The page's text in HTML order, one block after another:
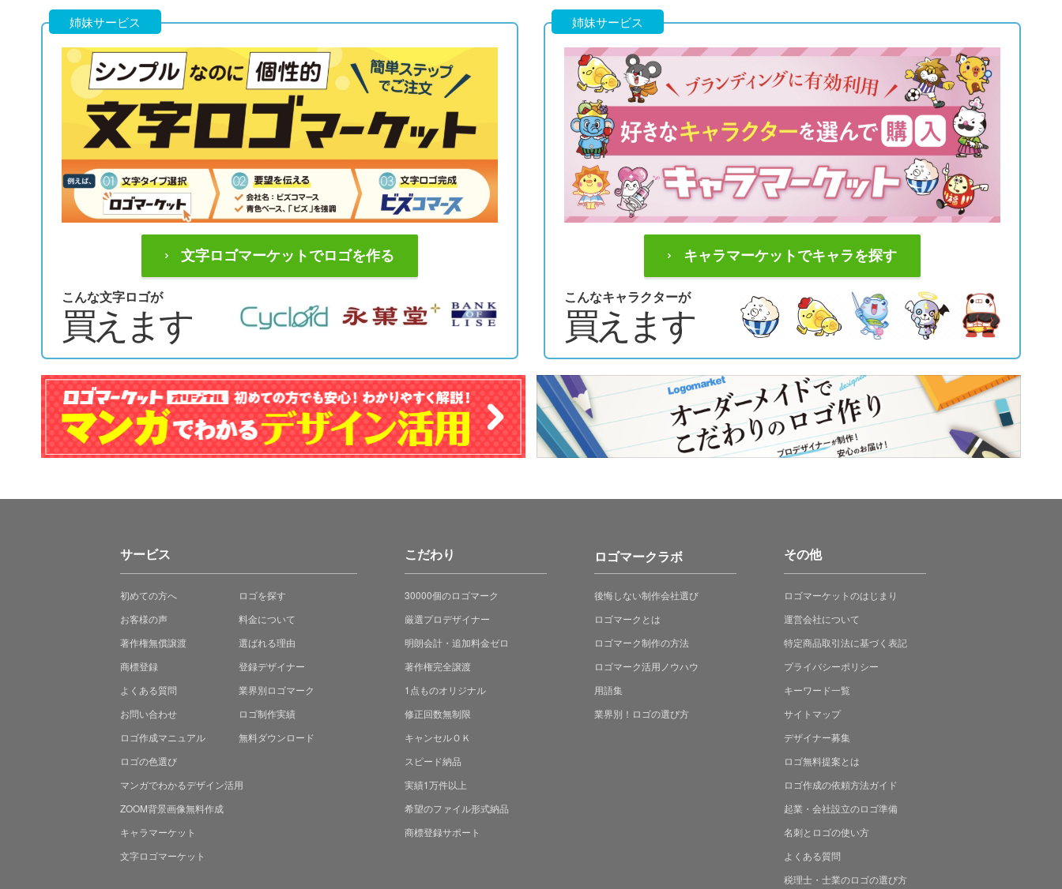
姉妹サービス
文字ロゴマーケットでロゴを作る
こんな文字ロゴが
買えます
姉妹サービス
キャラマーケットでキャラを探す
こんなキャラクターが
買えます
サービス
初めての方へ
ロゴを探す
お客様の声
料金について
著作権無償譲渡
選ばれる理由
商標登録
登録デザイナー
よくある質問
業界別ロゴマーク
お問い合わせ
ロゴ制作実績
ロゴ作成マニュアル
無料ダウンロード
ロゴの色選び
マンガでわかるデザイン活用
ZOOM背景画像無料作成
キャラマーケット
文字ロゴマーケット
こだわり
30000個のロゴマーク
厳選プロデザイナー
明朗会計・追加料金ゼロ
著作権完全譲渡
1点ものオリジナル
修正回数無制限
キャンセルＯＫ
スピード納品
実績1万件以上
希望のファイル形式納品
商標登録サポート
ロゴマークラボ
後悔しない制作会社選び
ロゴマークとは
ロゴマーク制作の方法
ロゴマーク活用ノウハウ
用語集
業界別！ロゴの選び方
その他
ロゴマーケットのはじまり
運営会社について
特定商品取引法に基づく表記
プライバシーポリシー
キーワード一覧
サイトマップ
デザイナー募集
ロゴ無料提案とは
ロゴ作成の依頼方法ガイド
起業・会社設立のロゴ準備
名刺とロゴの使い方
よくある質問
税理士・士業のロゴの選び方